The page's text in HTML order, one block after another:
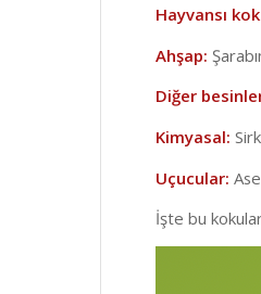
Hayvansı
Ahşap:
Diğer
Kimyasal:
Uçucular:
İşte bu